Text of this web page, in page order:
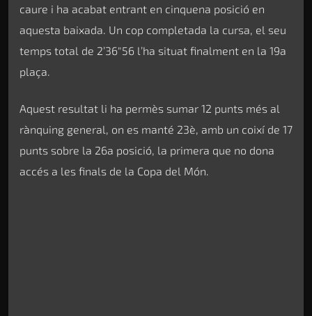
caure i ha acabat entrant en cinquena posició en
aquesta baixada. Un cop completada la cursa, el seu
temps total de 2’36″56 l’ha situat finalment en la 19a
plaça.
Aquest resultat li ha permès sumar 12 punts més al
rànquing general, on es manté 23è, amb un coixí de 17
punts sobre la 26a posició, la primera que no dona
accés a les finals de la Copa del Món.